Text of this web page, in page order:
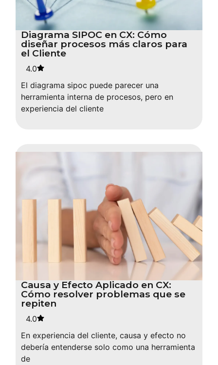
Diagrama SIPOC en CX: Cómo
diseñar procesos más claros para
el Cliente
4.0
El diagrama sipoc puede parecer una
herramienta interna de procesos, pero en
experiencia del cliente
Causa y Efecto Aplicado en CX:
Cómo resolver problemas que se
repiten
4.0
En experiencia del cliente, causa y efecto no
debería entenderse solo como una herramienta
de